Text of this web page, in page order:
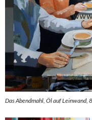
Das Abendmahl, Öl auf Leinwand,